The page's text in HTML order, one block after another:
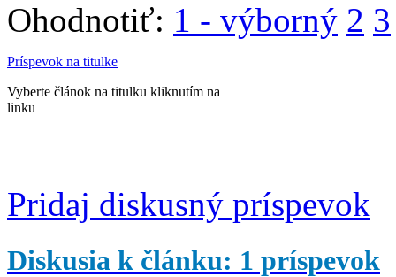
Ohodnotiť: 1 - výborný 2 3
Príspevok na titulke
Vyberte článok na titulku kliknutím na
linku
Pridaj diskusný príspevok
Diskusia k článku: 1 príspevok